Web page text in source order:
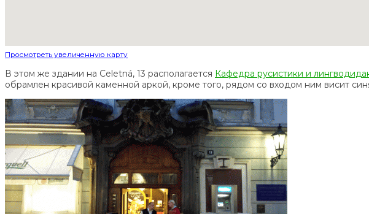
Просмотреть увеличенную карту
В этом же здании на Celetná, 13 располагается Кафедра русистики и
обрамлен красивой каменной аркой, кроме того, рядом со входом ним висит